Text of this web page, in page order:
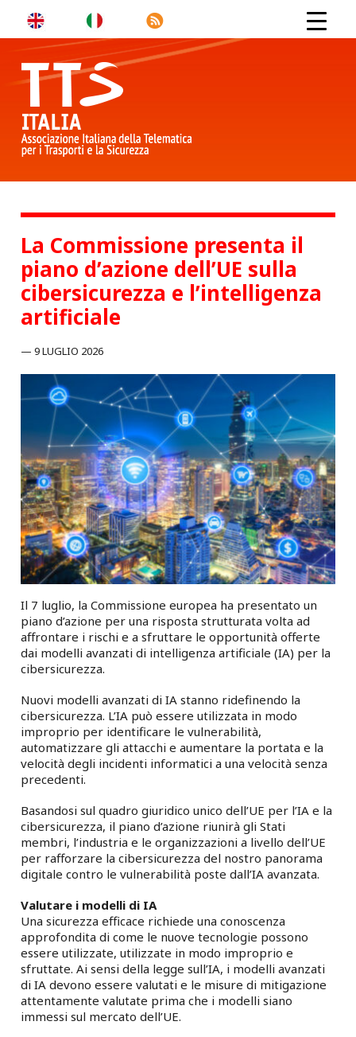
La Commissione presenta il
piano d’azione dell’UE sulla
cibersicurezza e l’intelligenza
artificiale
9 LUGLIO 2026
Il 7 luglio, la Commissione europea ha presentato un
piano d’azione per una risposta strutturata volta ad
affrontare i rischi e a sfruttare le opportunità offerte
dai modelli avanzati di intelligenza artificiale (IA) per la
cibersicurezza.
Nuovi modelli avanzati di IA stanno ridefinendo la
cibersicurezza. L’IA può essere utilizzata in modo
improprio per identificare le vulnerabilità,
automatizzare gli attacchi e aumentare la portata e la
velocità degli incidenti informatici a una velocità senza
precedenti.
Basandosi sul quadro giuridico unico dell’UE per l’IA e la
cibersicurezza, il piano d’azione riunirà gli Stati
membri, l’industria e le organizzazioni a livello dell’UE
per rafforzare la cibersicurezza del nostro panorama
digitale contro le vulnerabilità poste dall’IA avanzata.
Valutare i modelli di IA
Una sicurezza efficace richiede una conoscenza
approfondita di come le nuove tecnologie possono
essere utilizzate, utilizzate in modo improprio e
sfruttate. Ai sensi della legge sull’IA, i modelli avanzati
di IA devono essere valutati e le misure di mitigazione
attentamente valutate prima che i modelli siano
immessi sul mercato dell’UE.